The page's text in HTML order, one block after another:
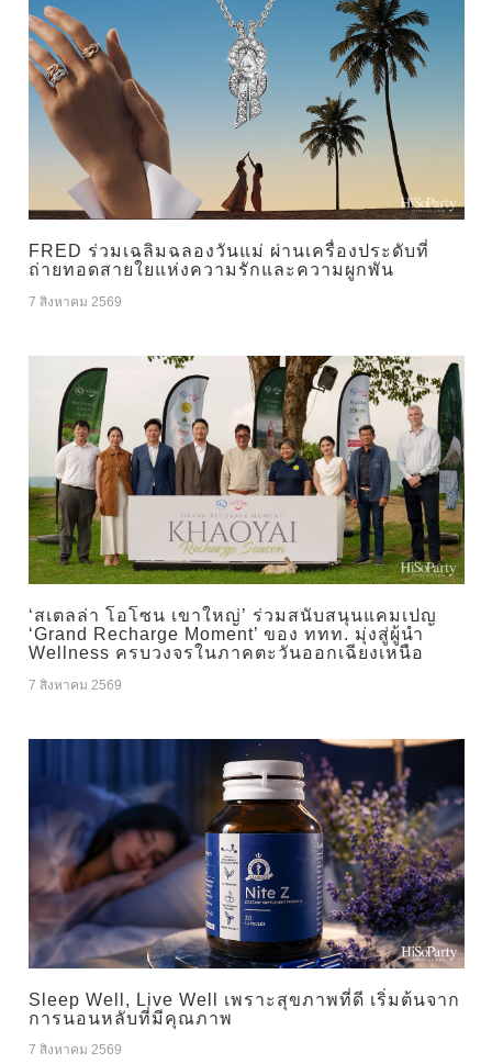
FRED ร่วมเฉลิมฉลองวันแม่ ผ่านเครื่องประดับที่
ถ่ายทอดสายใยแห่งความรักและความผูกพัน
7 สิงหาคม 2569
‘สเตลล่า โอโซน เขาใหญ่’ ร่วมสนับสนุนแคมเปญ
‘Grand Recharge Moment’ ของ ททท. มุ่งสู่ผู้นำ
Wellness ครบวงจรในภาคตะวันออกเฉียงเหนือ
7 สิงหาคม 2569
Sleep Well, Live Well เพราะสุขภาพที่ดี เริ่มต้นจาก
การนอนหลับที่มีคุณภาพ
7 สิงหาคม 2569